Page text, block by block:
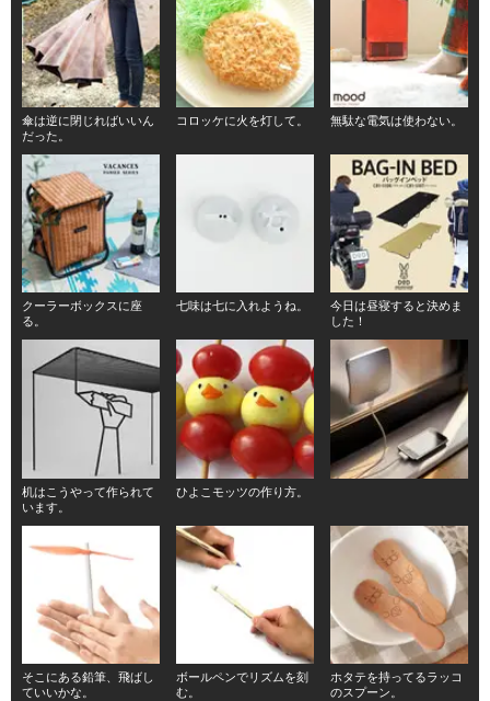
傘は逆に閉じればいいん
だった。
コロッケに火を灯して。 無駄な電気は使わない。
クーラーボックスに座
る。
七味は七に入れようね。
今日は昼寝すると決めま
した！
机はこうやって作られて
います。
ひよこモッツの作り方。
そこにある鉛筆、飛ばし
ていいかな。
ボールペンでリズムを刻
む。
ホタテを持ってるラッコ
のスプーン。